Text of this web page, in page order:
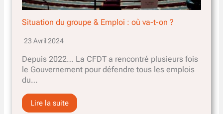
Situation du groupe & Emploi : où va-t-on ?
23 Avril 2024
Depuis 2022… La CFDT a rencontré plusieurs fois
le Gouvernement pour défendre tous les emplois
du…
Lire la suite